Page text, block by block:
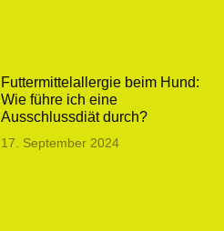
Futtermittelallergie beim Hund:
Wie führe ich eine
Ausschlussdiät durch?
17. September 2024